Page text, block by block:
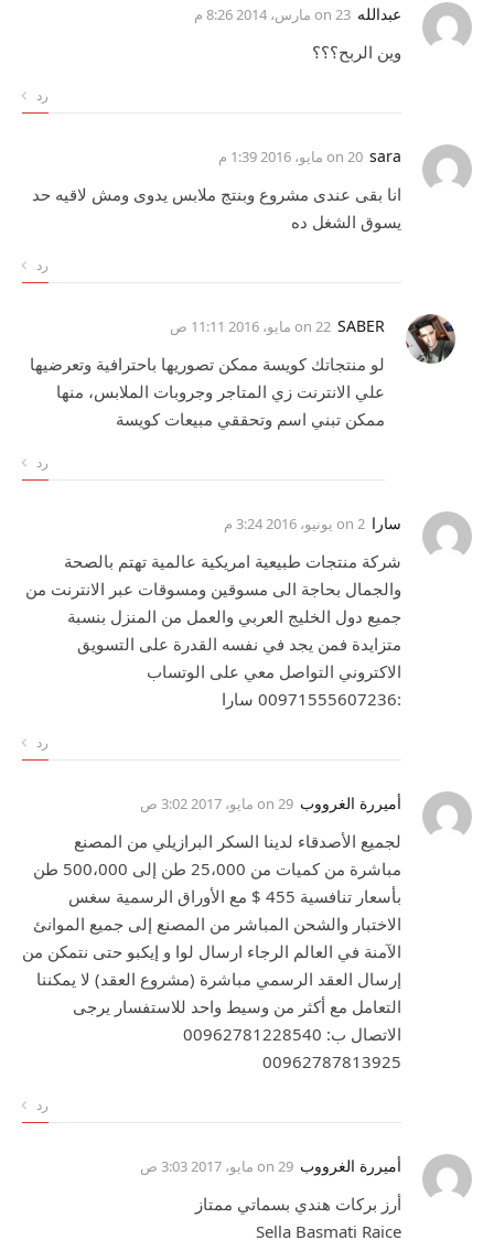
عبدالله 23 مارس، 2014 8:26 م
وين الربح؟؟؟
رد
sara 20 مايو، 2016 1:39 م
انا بقى عندى مشروع وبنتج ملابس يدوى ومش لاقيه حد
يسوق الشغل ده
رد
SABER 22 مايو، 2016 11:11 ص
لو منتجاتك كويسة ممكن تصوريها باحترافية وتعرضيها
علي الانترنت زي المتاجر وجروبات الملابس، منها
ممكن تبني اسم وتحققي مبيعات كويسة
رد
سارا 2 يونيو، 2016 3:24 م
شركة منتجات طبيعية امريكية عالمية تهتم بالصحة
والجمال بحاجة الى مسوقين ومسوقات عبر الانترنت من
جميع دول الخليج العربي والعمل من المنزل بنسبة
متزايدة فمن يجد في نفسه القدرة على التسويق
الاكتروني التواصل معي على الوتساب
:00971555607236 سارا
رد
أميررة الغرووب 29 مايو، 2017 3:02 ص
لجميع الأصدقاء لدينا السكر البرازيلي من المصنع
مباشرة من كميات من 25،000 طن إلى 500،000 طن
بأسعار تنافسية 455 $ مع الأوراق الرسمية سغس
الاختبار والشحن المباشر من المصنع إلى جميع الموانئ
الآمنة في العالم الرجاء ارسال لوا و إيكبو حتى نتمكن من
إرسال العقد الرسمي مباشرة (مشروع العقد) لا يمكننا
التعامل مع أكثر من وسيط واحد للاستفسار يرجى
الاتصال ب: 00962781228540
00962787813925
رد
أميررة الغرووب 29 مايو، 2017 3:03 ص
أرز بركات هندي بسماتي ممتاز
Sella Basmati Raice